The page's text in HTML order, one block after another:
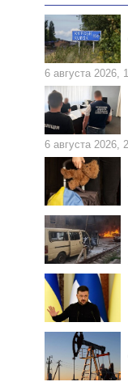
6 августа 2026,
6 августа 2026,